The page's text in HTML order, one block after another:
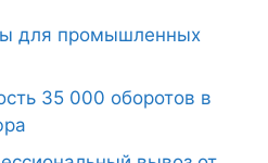
для промышленных
35 000 оборотов в